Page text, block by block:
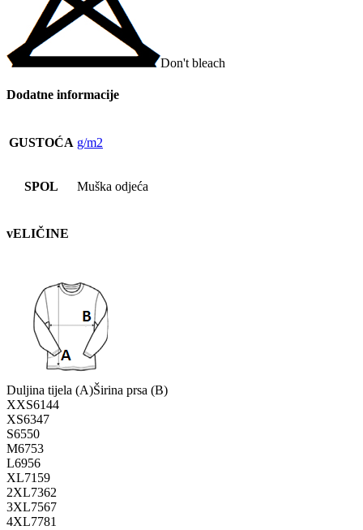
Don't bleach
Dodatne informacije
GUSTOĆA g/m2
SPOL Muška odjeća
vELIČINE
Duljina tijela (A)Širina prsa (B)
XXS6144
XS6347
S6550
M6753
L6956
XL71 59
2XL7362
3XL7567
4XL7781